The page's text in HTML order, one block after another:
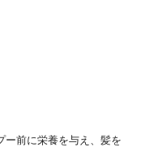
前に栄養を与え、髪を